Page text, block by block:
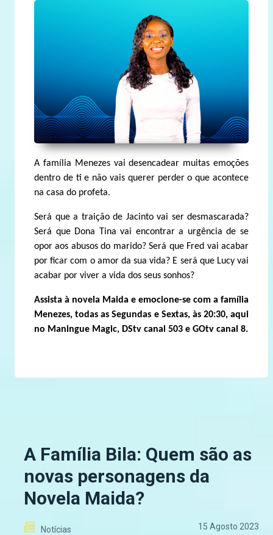
A família Menezes vai desencadear muitas emoções
dentro de ti e não vais querer perder o que acontece
na casa do profeta.
Será que a traição de Jacinto vai ser desmascarada?
Será que Dona Tina vai encontrar a urgência de se
opor aos abusos do marido? Será que Fred vai acabar
por ficar com o amor da sua vida? E será que Lucy vai
acabar por viver a vida dos seus sonhos?
Assista à novela Maida e emocione-se com a família
Menezes, todas as Segundas e Sextas, às 20:30, aqui
no Maningue Magic, DStv canal 503 e GOtv canal 8.
A Família Bila: Quem são as
novas personagens da
Novela Maida?
Notícias 15 Agosto 2023